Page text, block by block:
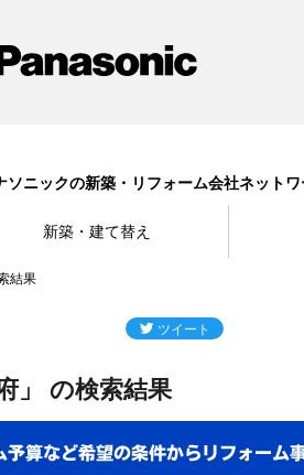
ソニックの新築・リフォーム会社ネットワ
新築・建て替え
結果
」 の検索結果